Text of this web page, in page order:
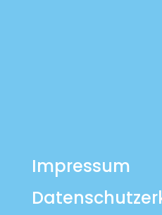
Impressum